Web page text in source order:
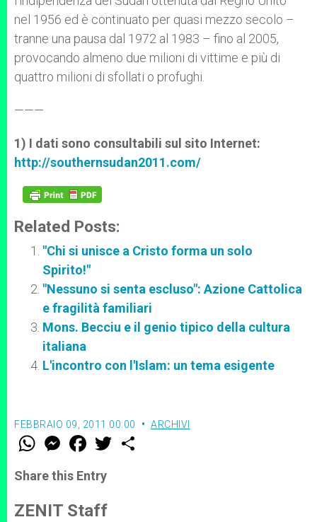
nel 1956 ed è continuato per quasi mezzo secolo –
tranne una pausa dal 1972 al 1983 – fino al 2005,
provocando almeno due milioni di vittime e più di
quattro milioni di sfollati o profughi.
———
1) I dati sono consultabili sul sito Internet:
http://southernsudan2011.com/
Related Posts:
"Chi si unisce a Cristo forma un solo
Spirito!"
"Nessuno si senta escluso": Azione Cattolica
e fragilità familiari
Mons. Becciu e il genio tipico della cultura
italiana
L'incontro con l'Islam: un tema esigente
FEBBRAIO 09, 2011 00:00 ARCHIVI
W
t
s
p
p
M
e
s
e
g
e
F
a
e
b
o
k
w
Share this Entry
ZENIT Staff